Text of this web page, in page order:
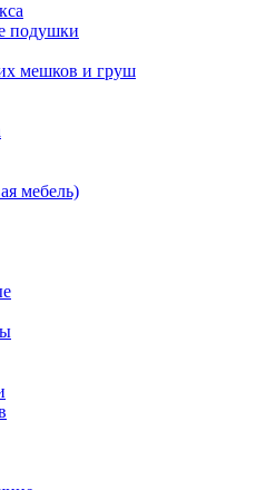
подушки
мешков и груш
мебель)